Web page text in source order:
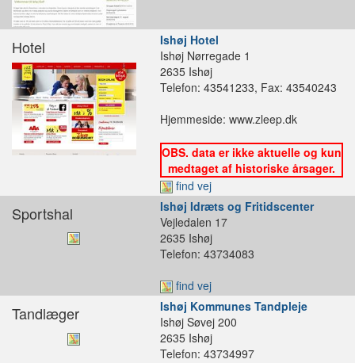
Hotel
Ishøj Hotel
Ishøj Nørregade 1
2635 Ishøj
Telefon: 43541233, Fax: 43540243
Hjemmeside: www.zleep.dk
OBS. data er ikke aktuelle og kun
medtaget af historiske årsager.
find vej
Sportshal
Ishøj Idræts og Fritidscenter
Vejledalen 17
2635 Ishøj
Telefon: 43734083
find vej
Tandlæger
Ishøj Kommunes Tandpleje
Ishøj Søvej 200
2635 Ishøj
Telefon: 43734997